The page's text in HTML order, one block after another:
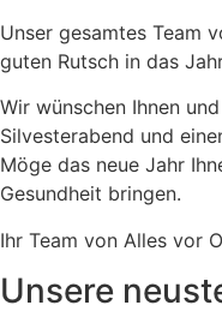
Unser gesamtes Team
guten Rutsch in das
Wir wünschen Ihnen
Silvesterabend und
Möge das neue Jahr
Gesundheit bringen.
Ihr Team von Alles vor
Unsere